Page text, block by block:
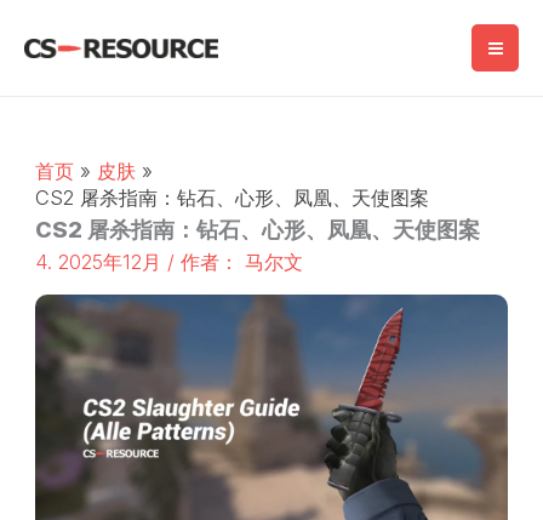
首页
皮肤
CS2 屠杀指南：钻石、心形、凤凰、天使图案
CS2 屠杀指南：钻石、心形、凤凰、天使图案
4. 2025年12月 / 作者： 马尔文